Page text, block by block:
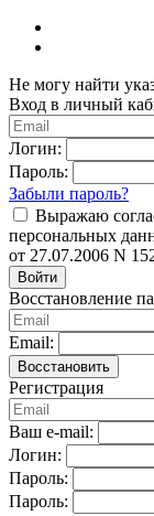
Не могу найти
Вход в личный
Логин:
Пароль:
Забыли пароль?
Выражаю
персональных
от 27.07.2006 N
Войти
Восстановление
Email:
Восстановить
Регистрация
Ваш e-mail:
Логин:
Пароль:
Пароль: